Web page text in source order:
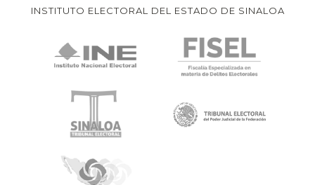
INSTITUTO ELECTORAL DEL ESTADO DE SINALOA